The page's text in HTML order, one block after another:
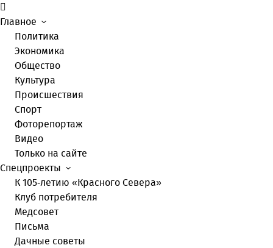
Главное
Политика
Экономика
Общество
Культура
Происшествия
Спорт
Фоторепортаж
Видео
Только на сайте
Спецпроекты
К 105-летию «Красного Севера»
Клуб потребителя
Медсовет
Письма
Дачные советы